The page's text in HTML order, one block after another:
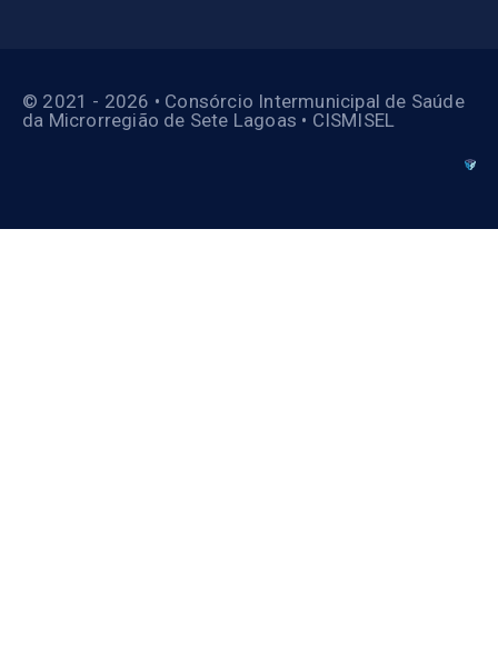
© 2021 - 2026 • Consórcio Intermunicipal de Saúde
da Microrregião de Sete Lagoas • CISMISEL